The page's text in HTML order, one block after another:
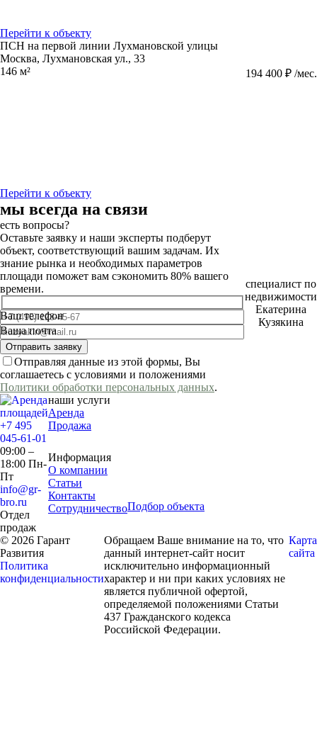
Перейти к объекту
ПСН на первой линии Лухмановской улицы
Москва, Лухмановская ул., 33
146 м²
194 400 ₽ /мес.
Перейти к объекту
мы всегда на связи
есть вопросы?
Оставьте заявку и наши эксперты подберут
объект, соответствующий вашим задачам. Их
знание рынка и необходимых параметров
площади поможет вам сэкономить 80% вашего
времени.
Ваш телефон
Ваша почта
Отправляя данные из этой формы, Вы
соглашаетесь с условиями и положениями
Политики обработки персональных данных.
специалист по
недвижимости
Екатерина
Кузякина
+7 495
045-61-01
09:00 –
18:00 Пн-
Пт
info@gr-
bro.ru
Отдел
продаж
наши услуги
Аренда
Продажа
Информация
О компании
Статьи
Контакты
СотрудничествоПодбор объекта
© 2026 Гарант
Развития
Политика
конфиденциальности
Обращаем Ваше внимание на то, что
данный интернет-сайт носит
исключительно информационный
характер и ни при каких условиях не
является публичной офертой,
определяемой положениями Статьи
437 Гражданского кодекса
Российской Федерации.
Карта
сайта